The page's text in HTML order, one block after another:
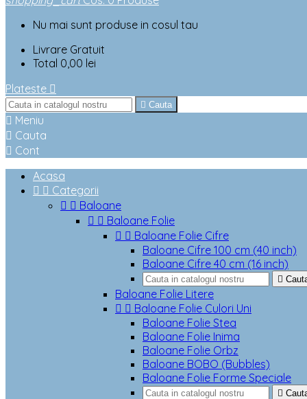
Nu mai sunt produse in cosul tau
Livrare Gratuit
Total 0,00 lei
Plateste 
 Cauta
 Meniu
 Cauta
 Cont
Acasa
  Categorii
  Baloane
  Baloane Folie
  Baloane Folie Cifre
Baloane Cifre 100 cm (40 inch)
Baloane Cifre 40 cm (16 inch)

Baloane Folie Litere
  Baloane Folie Culori Uni
Baloane Folie Stea
Baloane Folie Inima
Baloane Folie Orbz
Baloane BOBO (Bubbles)
Baloane Folie Forme Speciale
